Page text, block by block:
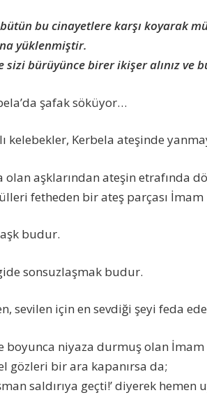
bu cinayetlere karşı koyarak
yüklenmiştir.
sizi bürüyünce birer ikişer alınız ve
şafak söküyor…
kelebekler, Kerbela ateşinde
olan aşklarından ateşin etrafında
fetheden bir ateş parçası
budur.
sonsuzlaşmak budur.
sevilen için en sevdiği şeyi feda
boyunca niyaza durmuş olan İmam
gözleri bir ara kapanırsa da;
saldırıya geçti!’ diyerek hemen